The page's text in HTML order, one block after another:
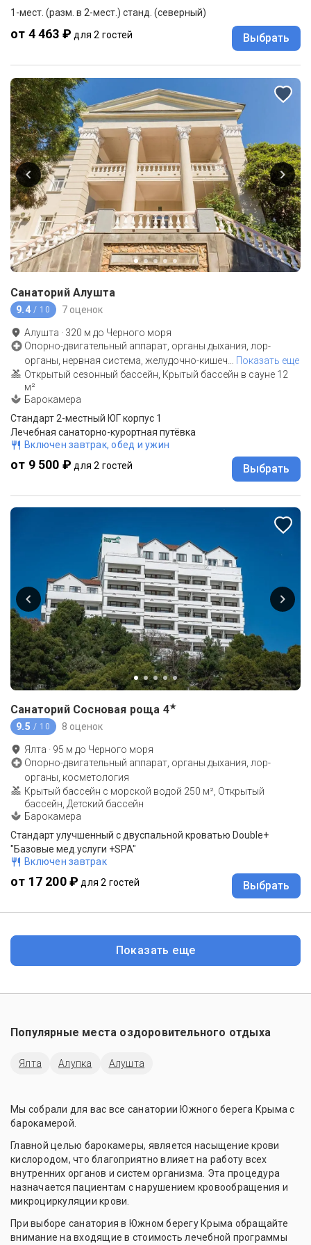
1-мест. (разм. в 2-мест.) станд. (северный)
от 4 463 ₽ для 2 гостей Выбрать
Санаторий Алушта
9.4 / 10 7 оценок
Алушта · 320 м до Черного моря
Опорно-двигательный аппарат, органы дыхания, лор-
органы, нервная система, желудочно-кишеч
Показать еще
Открытый сезонный бассейн, Крытый бассейн в сауне 12
м²
Барокамера
Стандарт 2-местный ЮГ корпус 1
Лечебная санаторно-курортная путёвка
Включен завтрак, обед и ужин
от 9 500 ₽ для 2 гостей Выбрать
Санаторий Сосновая роща 4★
9.5 / 10 8 оценок
Ялта · 95 м до Черного моря
Опорно-двигательный аппарат, органы дыхания, лор-
органы, косметология
Крытый бассейн с морской водой 250 м², Открытый
бассейн, Детский бассейн
Барокамера
Стандарт улучшенный с двуспальной кроватью Double+
"Базовые мед.услуги +SPA"
Включен завтрак
от 17 200 ₽ для 2 гостей Выбрать
Показать еще
Популярные места оздоровительного отдыха
Ялта Алупка Алушта
Мы собрали для вас все санатории Южного берега Крыма с
барокамерой.
Главной целью барокамеры, является насыщение крови
кислородом, что благоприятно влияет на работу всех
внутренних органов и систем организма. Эта процедура
назначается пациентам с нарушением кровообращения и
микроциркуляции крови.
При выборе санатория в Южном берегу Крыма обращайте
внимание на входящие в стоимость лечебной программы